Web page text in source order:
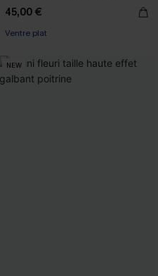
45,00 €
Ventre plat
NEW